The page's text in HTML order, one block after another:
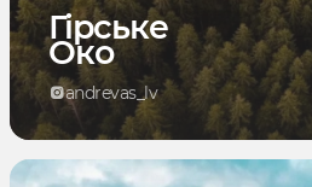
Гірське
Око
andrevas_lv